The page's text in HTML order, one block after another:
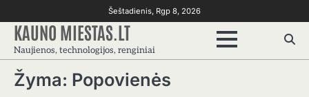
to
content
Šeštadienis, Rgp 8, 2026
KAUNO MIESTAS.LT
Naujienos, technologijos, renginiai
Žyma: Popovienės